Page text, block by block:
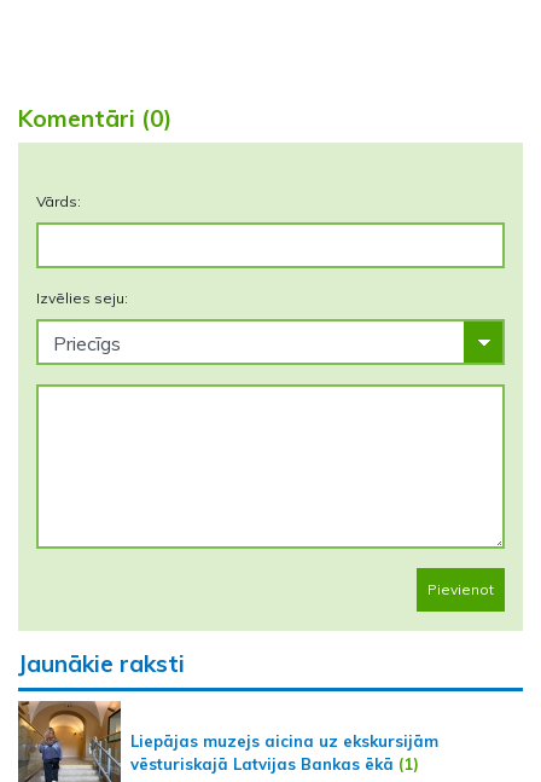
Komentāri (0)
Vārds:
Izvēlies seju:
Pievienot
Jaunākie raksti
Liepājas muzejs aicina uz ekskursijām
vēsturiskajā Latvijas Bankas ēkā (1)